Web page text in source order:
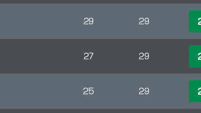
29 29
27 29
25 29